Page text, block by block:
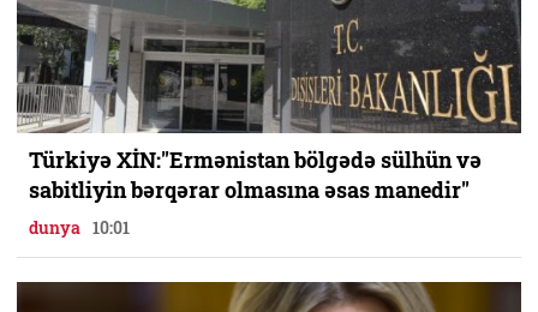
Türkiyə XİN:"Ermənistan bölgədə sülhün və
sabitliyin bərqərar olmasına əsas manedir"
dunya 10:01